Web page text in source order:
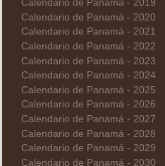
Calendario de Panamá - 2019
Calendario de Panamá - 2020
Calendario de Panamá - 2021
Calendario de Panamá - 2022
Calendario de Panamá - 2023
Calendario de Panamá - 2024
Calendario de Panamá - 2025
Calendario de Panamá - 2026
Calendario de Panamá - 2027
Calendario de Panamá - 2028
Calendario de Panamá - 2029
Calendario de Panamá - 2030